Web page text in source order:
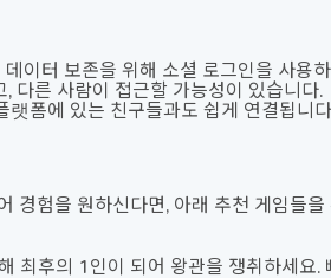
이터 보존을 위해 소셜 로그인을 사용
다른 사람이 접근할 가능성이 있습니다.
폼에 있는 친구들과도 쉽게 연결됩니
험을 원하신다면, 아래 추천 게임들
최후의 1인이 되어 왕관을 쟁취하세요.